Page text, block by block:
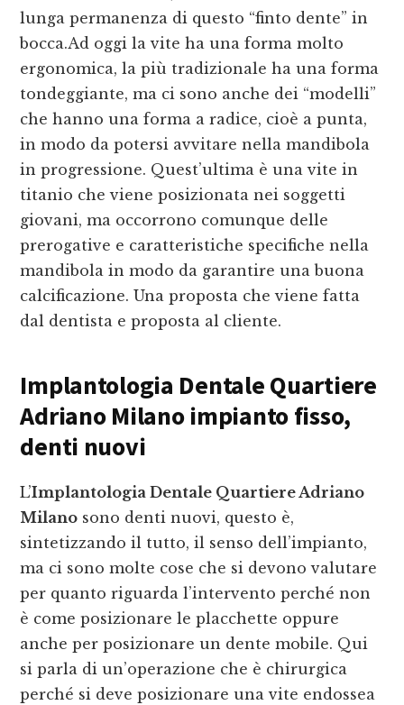
lunga permanenza di questo “finto dente” in
bocca.Ad oggi la vite ha una forma molto
ergonomica, la più tradizionale ha una forma
tondeggiante, ma ci sono anche dei “modelli”
che hanno una forma a radice, cioè a punta,
in modo da potersi avvitare nella mandibola
in progressione. Quest’ultima è una vite in
titanio che viene posizionata nei soggetti
giovani, ma occorrono comunque delle
prerogative e caratteristiche specifiche nella
mandibola in modo da garantire una buona
calcificazione. Una proposta che viene fatta
dal dentista e proposta al cliente.
Implantologia Dentale Quartiere
Adriano Milanoimpianto fisso,
denti nuovi
L’Implantologia Dentale Quartiere Adriano
Milano sono denti nuovi, questo è,
sintetizzando il tutto, il senso dell’impianto,
ma ci sono molte cose che si devono valutare
per quanto riguarda l’intervento perché non
è come posizionare le placchette oppure
anche per posizionare un dente mobile. Qui
si parla di un’operazione che è chirurgica
perché si deve posizionare una vite endossea